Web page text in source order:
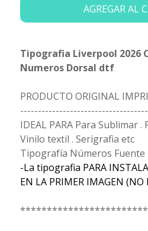
AGREGAR AL
Tipografia Liverpool
Numeros Dorsal dtf
PRODUCTO ORIGINAL
IDEAL PARA Para Sublimar
Vinilo textil . Serigrafia etc
Tipografía Números Fuente
-La tipografia PARA
EN LA PRIMER IMAGEN (NO